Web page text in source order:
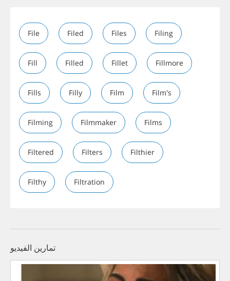
File Filed Files Filing
Fill Filled Fillet Fillmore
Fills Filly Film Film's
Filming Filmmaker Films
Filtered Filters Filthier
Filthy Filtration
تمارين الفيديو